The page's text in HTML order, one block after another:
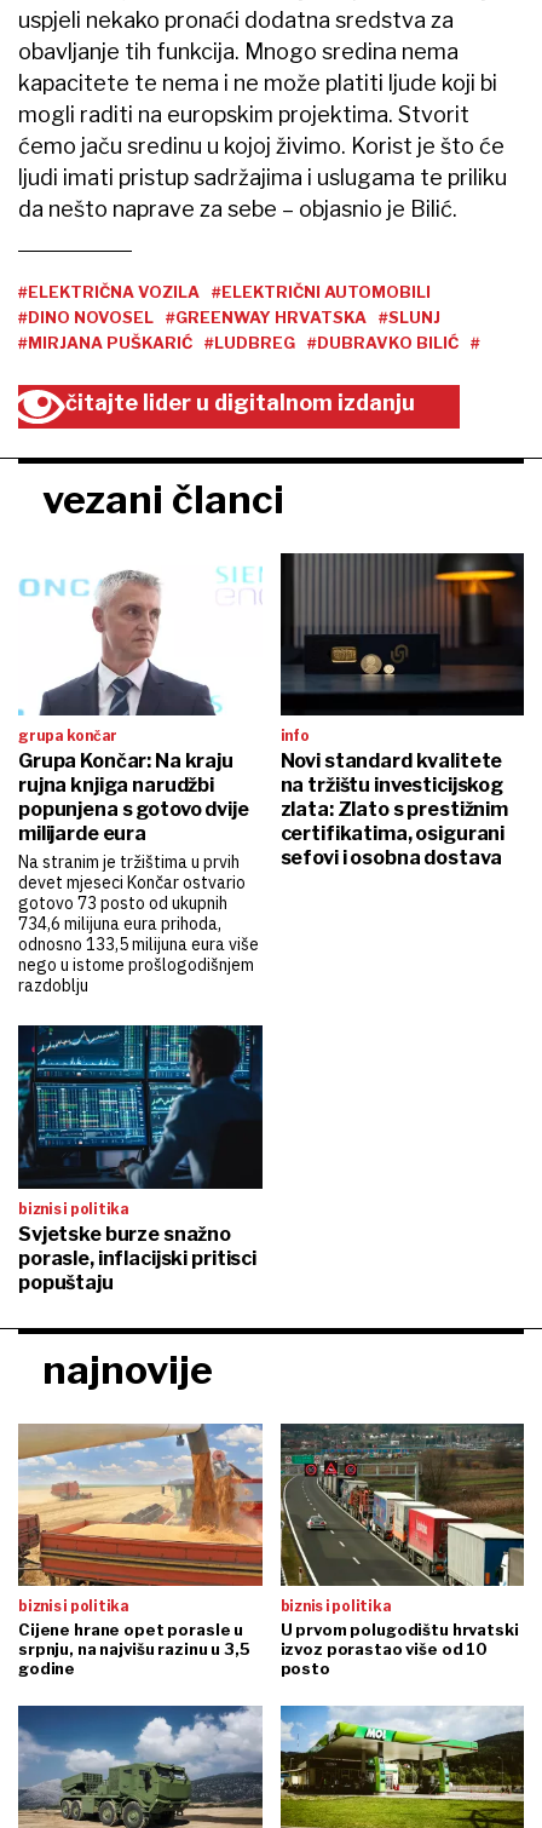
uspjeli nekako pronaći dodatna sredstva za
obavljanje tih funkcija. Mnogo sredina nema
kapacitete te nema i ne može platiti ljude koji bi
mogli raditi na europskim projektima. Stvorit
ćemo jaču sredinu u kojoj živimo. Korist je što će
ljudi imati pristup sadržajima i uslugama te priliku
da nešto naprave za sebe – objasnio je Bilić.
#ELEKTRIČNA VOZILA
#ELEKTRIČNI AUTOMOBILI
#DINO NOVOSEL
#GREENWAY HRVATSKA
#SLUNJ
#MIRJANA PUŠKARIĆ
#LUDBREG #DUBRAVKO BILIĆ #
čitajte lider u digitalnom izdanju
vezani članci
grupa končar
Grupa Končar: Na kraju
rujna knjiga narudžbi
popunjena s gotovo dvije
milijarde eura
Na stranim je tržištima u prvih
devet mjeseci Končar ostvario
gotovo 73 posto od ukupnih
734,6 milijuna eura prihoda,
odnosno 133,5 milijuna eura više
nego u istome prošlogodišnjem
razdoblju
info
Novi standard kvalitete
na tržištu investicijskog
zlata: Zlato s prestižnim
certifikatima, osigurani
sefovi i osobna dostava
biznis i politika
Svjetske burze snažno
porasle, inflacijski pritisci
popuštaju
najnovije
biznis i politika
Cijene hrane opet porasle u
srpnju, na najvišu razinu u 3,5
godine
biznis i politika
U prvom polugodištu hrvatski
izvoz porastao više od 10
posto